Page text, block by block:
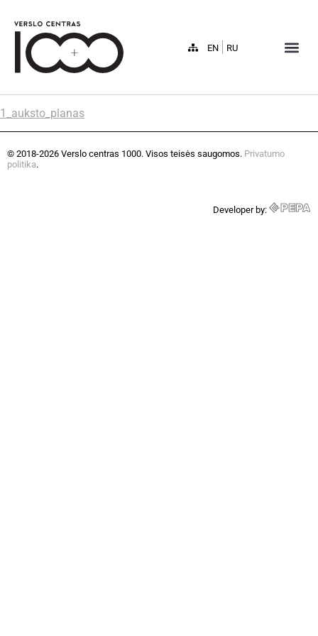
EN RU
1_auksto_planas
© 2018-2026 Verslo centras 1000. Visos teisės saugomos. Privatumo
politika.
Developer by: